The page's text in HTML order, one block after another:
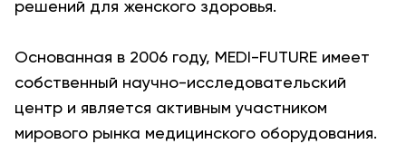
решений для женского здоровья.
Основанная в 2006 году, MEDI-FUTURE имеет
собственный научно-исследовательский
центр и является активным участником
мирового рынка медицинского оборудования.